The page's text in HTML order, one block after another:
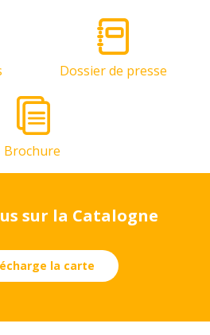
Dossier de presse
Brochure
sur la Catalogne
la carte